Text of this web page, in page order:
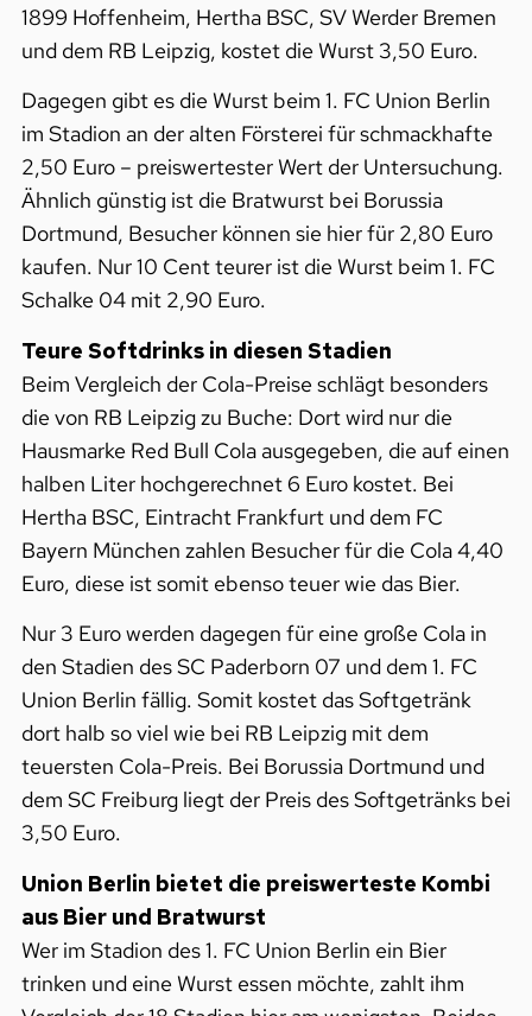
1899 Hoffenheim, Hertha BSC, SV Werder Bremen
und dem RB Leipzig, kostet die Wurst 3,50 Euro.
Dagegen gibt es die Wurst beim 1. FC Union Berlin
im Stadion an der alten Försterei für schmackhafte
2,50 Euro – preiswertester Wert der Untersuchung.
Ähnlich günstig ist die Bratwurst bei Borussia
Dortmund, Besucher können sie hier für 2,80 Euro
kaufen. Nur 10 Cent teurer ist die Wurst beim 1. FC
Schalke 04 mit 2,90 Euro.
Teure Softdrinks in diesen Stadien
Beim Vergleich der Cola-Preise schlägt besonders
die von RB Leipzig zu Buche: Dort wird nur die
Hausmarke Red Bull Cola ausgegeben, die auf einen
halben Liter hochgerechnet 6 Euro kostet. Bei
Hertha BSC, Eintracht Frankfurt und dem FC
Bayern München zahlen Besucher für die Cola 4,40
Euro, diese ist somit ebenso teuer wie das Bier.
Nur 3 Euro werden dagegen für eine große Cola in
den Stadien des SC Paderborn 07 und dem 1. FC
Union Berlin fällig. Somit kostet das Softgetränk
dort halb so viel wie bei RB Leipzig mit dem
teuersten Cola-Preis. Bei Borussia Dortmund und
dem SC Freiburg liegt der Preis des Softgetränks bei
3,50 Euro.
Union Berlin bietet die preiswerteste Kombi
aus Bier und Bratwurst
Wer im Stadion des 1. FC Union Berlin ein Bier
trinken und eine Wurst essen möchte, zahlt ihm